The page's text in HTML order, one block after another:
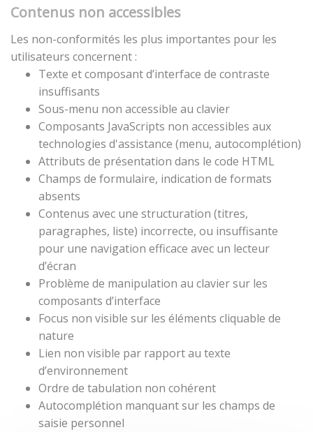
Contenus non accessibles
Les non-conformités les plus importantes pour les
utilisateurs concernent :
Texte et composant d’interface de contraste
insuffisants
Sous-menu non accessible au clavier
Composants JavaScripts non accessibles aux
technologies d'assistance (menu, autocomplétion)
Attributs de présentation dans le code HTML
Champs de formulaire, indication de formats
absents
Contenus avec une structuration (titres,
paragraphes, liste) incorrecte, ou insuffisante
pour une navigation efficace avec un lecteur
d’écran
Problème de manipulation au clavier sur les
composants d’interface
Focus non visible sur les éléments cliquable de
nature
Lien non visible par rapport au texte
d’environnement
Ordre de tabulation non cohérent
Autocomplétion manquant sur les champs de
saisie personnel